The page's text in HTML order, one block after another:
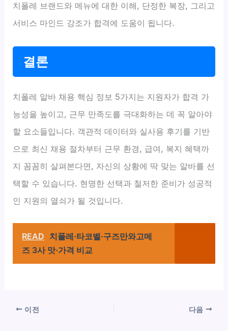
치폴레 브랜드와 메뉴에 대한 이해, 단정한 복장, 그리고
서비스 마인드 강조가 합격에 도움이 됩니다.
결론
치폴레 알바 채용 핵심 정보 5가지는 지원자가 합격 가
능성을 높이고, 근무 만족도를 극대화하는 데 꼭 알아야
할 요소들입니다. 객관적 데이터와 실사용 후기를 기반
으로 최신 채용 절차부터 근무 환경, 급여, 복지 혜택까
지 꼼꼼히 살펴본다면, 자신의 상황에 딱 맞는 알바를 선
택할 수 있습니다. 현명한 선택과 철저한 준비가 성공적
인 지원의 열쇠가 될 것입니다.
READ 치폴레·타코벨·구즈만와고메
즈 3사 맛·가격 비교
이전 다음